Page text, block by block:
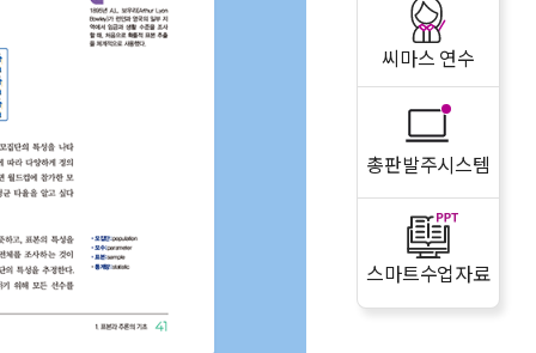
씨마스 연수
총판발주시스템
스마트수업자료